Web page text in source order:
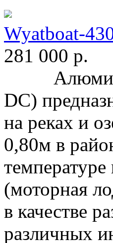
Wyatboat-
281 000 р.
DC)
на реках и
0,80м в
(моторная
в качестве
различных